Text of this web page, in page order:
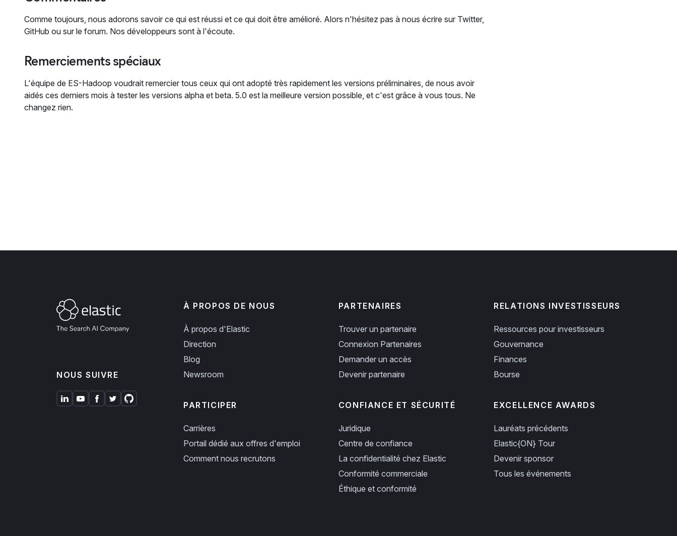
Comme toujours, nous adorons savoir ce qui est réussi et ce qui doit être amélioré. Alors n'hésitez pas à nous écrire sur Twitter,
GitHub ou sur le forum. Nos développeurs sont à l'écoute.
Remerciements spéciaux
L'équipe de ES-Hadoop voudrait remercier tous ceux qui ont adopté très rapidement les versions préliminaires, de nous avoir
aidés ces derniers mois à tester les versions alpha et beta. 5.0 est la meilleure version possible, et c'est grâce à vous tous. Ne
changez rien.
NOUS SUIVRE
À PROPOS DE NOUS
À propos d'Elastic
Direction
Blog
Newsroom
PARTICIPER
Carrières
Portail dédié aux offres d'emploi
Comment nous recrutons
PARTENAIRES
Trouver un partenaire
Connexion Partenaires
Demander un accès
Devenir partenaire
CONFIANCE ET SÉCURITÉ
Juridique
Centre de confiance
La confidentialité chez Elastic
Conformité commerciale
Éthique et conformité
RELATIONS INVESTISSEURS
Ressources pour investisseurs
Gouvernance
Finances
Bourse
EXCELLENCE AWARDS
Lauréats précédents
Elastic{ON} Tour
Devenir sponsor
Tous les événements